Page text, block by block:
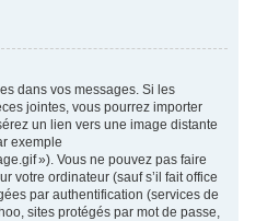
dans vos messages. Si les
jointes, vous pourrez importer
un lien vers une image distante
exemple
»). Vous ne pouvez pas faire
votre ordinateur (sauf s’il fait office
par authentification (services de
sites protégés par mot de passe,